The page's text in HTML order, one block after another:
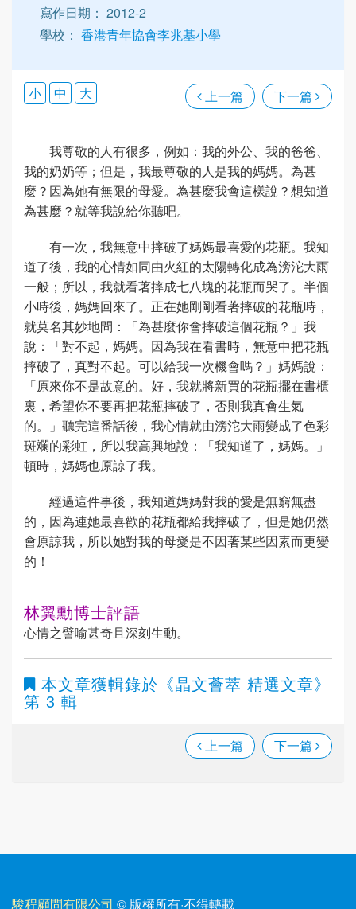
寫作日期： 2012-2
學校： 香港青年協會李兆基小學
上一篇 下一篇
小 中 大
我尊敬的人有很多，例如：我的外公、我的爸爸、
我的奶奶等；但是，我最尊敬的人是我的媽媽。為甚
麼？因為她有無限的母愛。為甚麼我會這樣說？想知道
為甚麼？就等我說給你聽吧。
有一次，我無意中摔破了媽媽最喜愛的花瓶。我知
道了後，我的心情如同由火紅的太陽轉化成為滂沱大雨
一般；所以，我就看著摔成七八塊的花瓶而哭了。半個
小時後，媽媽回來了。正在她剛剛看著摔破的花瓶時，
就莫名其妙地問：「為甚麼你會摔破這個花瓶？」我
說：「對不起，媽媽。因為我在看書時，無意中把花瓶
摔破了，真對不起。可以給我一次機會嗎？」媽媽說：
「原來你不是故意的。好，我就將新買的花瓶擺在書櫃
裏，希望你不要再把花瓶摔破了，否則我真會生氣
的。」聽完這番話後，我心情就由滂沱大雨變成了色彩
斑斕的彩虹，所以我高興地說：「我知道了，媽媽。」
頓時，媽媽也原諒了我。
經過這件事後，我知道媽媽對我的愛是無窮無盡
的，因為連她最喜歡的花瓶都給我摔破了，但是她仍然
會原諒我，所以她對我的母愛是不因著某些因素而更變
的！
林翼勳博士評語
心情之譬喻甚奇且深刻生動。
本文章獲輯錄於 《晶文薈萃 精選文章》
第 3 輯
上一篇 下一篇
駿程顧問有限公司 © 版權所有·不得轉載